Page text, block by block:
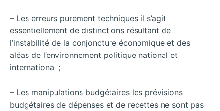
– Les erreurs purement techniques il s’agit
essentiellement de distinctions résultant de
l’instabilité de la conjoncture économique et des
aléas de l’environnement politique national et
international ;
– Les manipulations budgétaires les prévisions
budgétaires de dépenses et de recettes ne sont pas